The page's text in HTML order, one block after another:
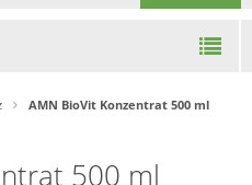
AMN BioVit Konzentrat 500 ml
500 ml